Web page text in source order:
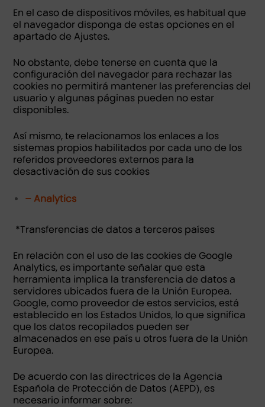
En el caso de dispositivos móviles, es habitual que
el navegador disponga de estas opciones en el
apartado de Ajustes.
No obstante, debe tenerse en cuenta que la
configuración del navegador para rechazar las
cookies no permitirá mantener las preferencias del
usuario y algunas páginas pueden no estar
disponibles.
Así mismo, te relacionamos los enlaces a los
sistemas propios habilitados por cada uno de los
referidos proveedores externos para la
desactivación de sus cookies
– Analytics
*Transferencias de datos a terceros países
En relación con el uso de las cookies de Google
Analytics, es importante señalar que esta
herramienta implica la transferencia de datos a
servidores ubicados fuera de la Unión Europea.
Google, como proveedor de estos servicios, está
establecido en los Estados Unidos, lo que significa
que los datos recopilados pueden ser
almacenados en ese país u otros fuera de la Unión
Europea.
De acuerdo con las directrices de la Agencia
Española de Protección de Datos (AEPD), es
necesario informar sobre: